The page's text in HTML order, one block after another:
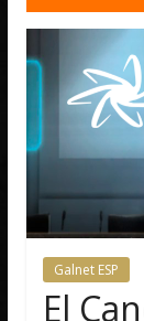
Galnet ESP
El